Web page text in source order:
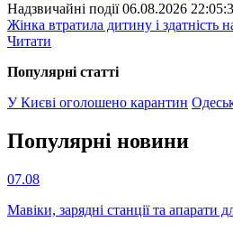
Надзвичайні події 06.08.2026
Жінка втратила дитину і здатність
Читати
Популярнi статтi
У Києві оголошено карантин
Популярнi новини
07.08
Мавіки, зарядні станції та